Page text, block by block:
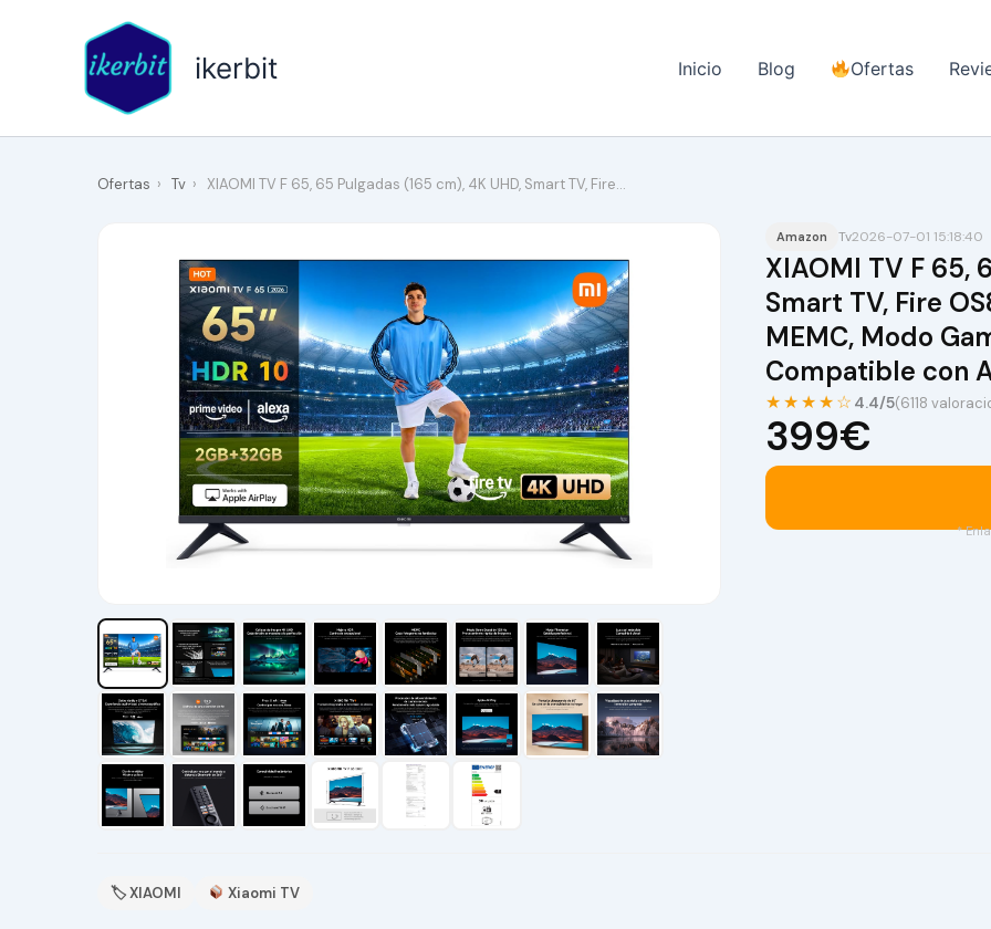
ikerbit Inicio Blog Ofertas
Ofertas › Tv › XIAOMI TV F 65, 65 Pulgadas (165 cm), 4K UHD, Smart TV, Fire…
Amazon Tv2026-07-01 15:18:40
XIAOMI TV F 65,
Smart TV, Fire
MEMC, Modo
Compatible con
★★★★☆ 4.4/5(6118
399€
*
🏷 XIAOMI Xiaomi TV